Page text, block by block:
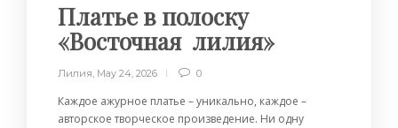
Платье в полоску
«Восточная лилия»
Лилия, May 24, 2026 0
Каждое ажурное платье – уникально, каждое –
авторское творческое произведение. Ни одну